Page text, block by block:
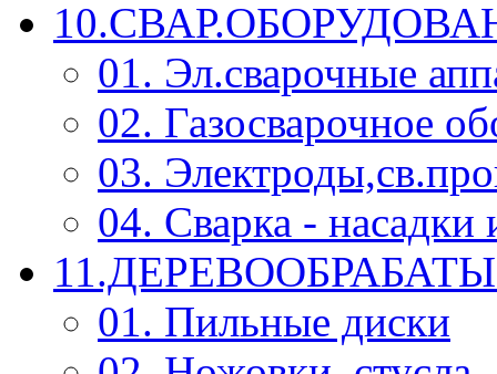
01. Эл.сварочные
02. Газосварочное
03.
04. Сварка -
01. Пильные диски